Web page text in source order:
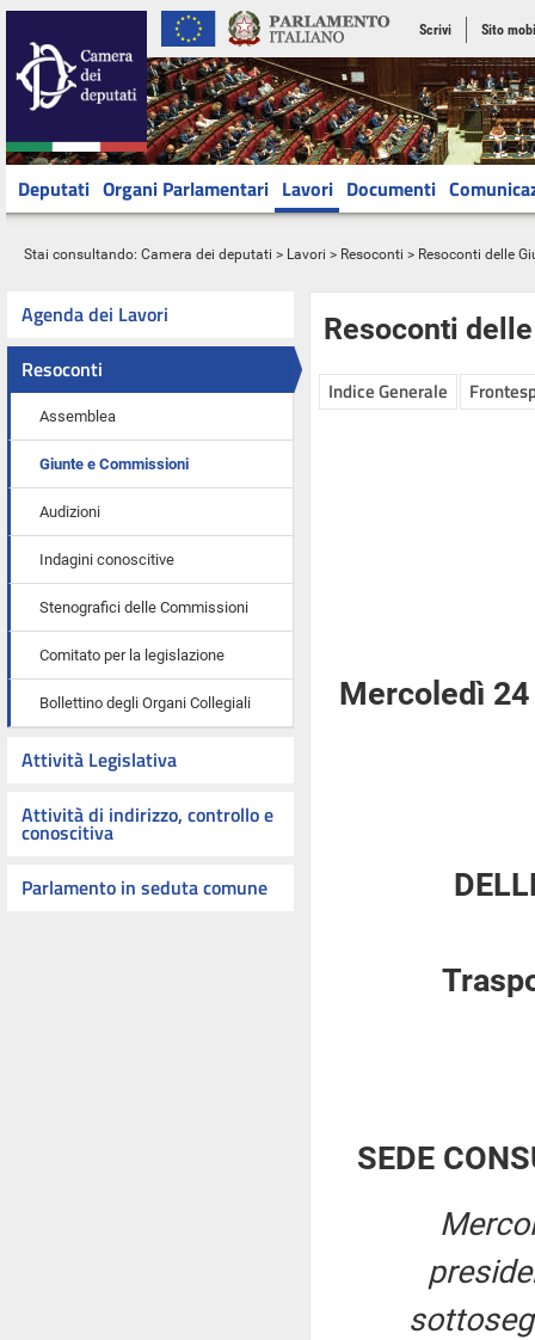
Scrivi Sito
Deputati Organi Parlamentari Lavori Documenti
Stai consultando: Camera dei deputati > Lavori > Resoconti > Resoconti delle
Agenda dei Lavori
Resoconti
Assemblea
Giunte e Commissioni
Audizioni
Indagini conoscitive
Stenografici delle Commissioni
Comitato per la legislazione
Bollettino degli Organi Collegiali
Attività Legislativa
Attività di indirizzo, controllo e
conoscitiva
Parlamento in seduta comune
Resoconti
Indice Generale
Mercoledì
SEDE